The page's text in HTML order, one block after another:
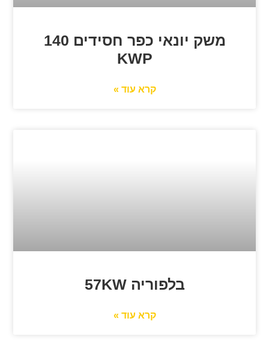
משק יונאי כפר חסידים 140
KWP
קרא עוד »
בלפוריה 57KW
קרא עוד »